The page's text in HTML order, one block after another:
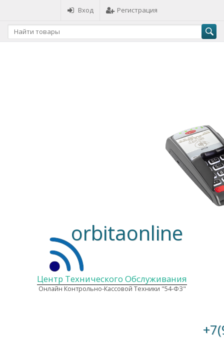
Вход Регистрация
Центр Технического Обслуживания
Онлайн Контрольно-Кассовой Техники "54-ФЗ"
orbitaonline